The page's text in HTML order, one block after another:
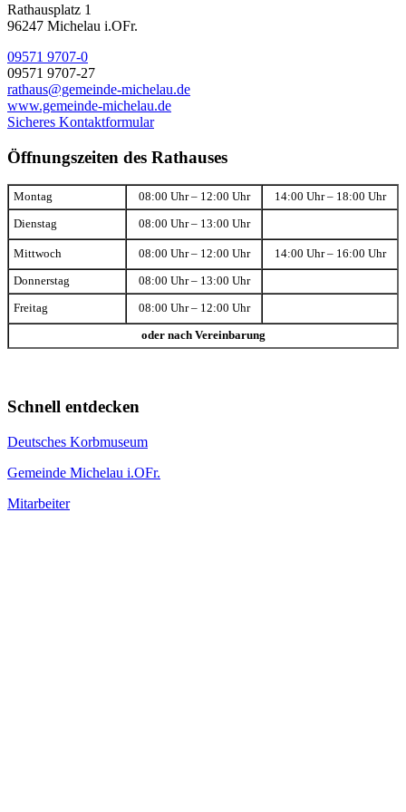
Rathausplatz 1
96247 Michelau i.OFr.
09571 9707-0
09571 9707-27
rathaus@gemeinde-michelau.de
www.gemeinde-michelau.de
Sicheres Kontaktformular
Öffnungszeiten des Rathauses
Montag 08:00 Uhr – 12:00 Uhr 14:00 Uhr – 18:00 Uhr
Dienstag 08:00 Uhr – 13:00 Uhr
Mittwoch 08:00 Uhr – 12:00 Uhr 14:00 Uhr – 16:00 Uhr
Donnerstag 08:00 Uhr – 13:00 Uhr
Freitag 08:00 Uhr – 12:00 Uhr
oder nach Vereinbarung
Schnell entdecken
Deutsches Korbmuseum
Gemeinde Michelau i.OFr.
Mitarbeiter